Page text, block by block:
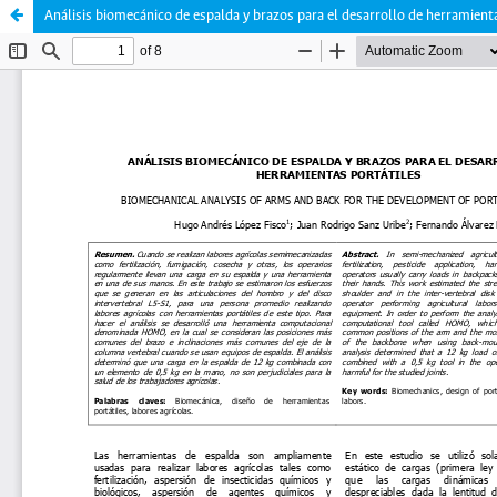
Análisis biomecánico de espalda y brazos para el desarrollo de